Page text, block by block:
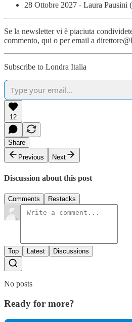
28 Ottobre 2027 - Laura
Se la newsletter vi è piaciuta
commento, qui o per email a
Subscribe to Londra Italia
12
Share
Previous
Next
Discussion about this post
Comments Restacks
Top Latest Discussions
No posts
Ready for more?